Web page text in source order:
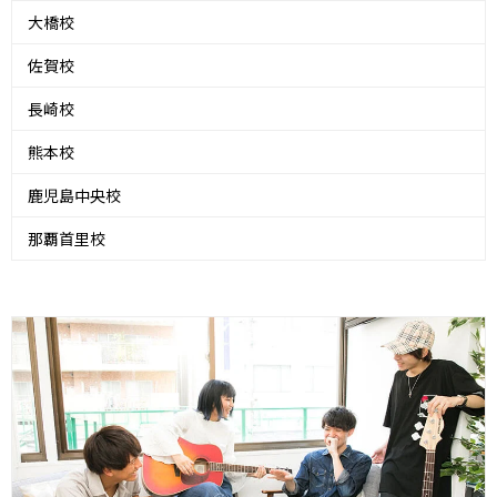
大橋校
佐賀校
長崎校
熊本校
鹿児島中央校
那覇首里校